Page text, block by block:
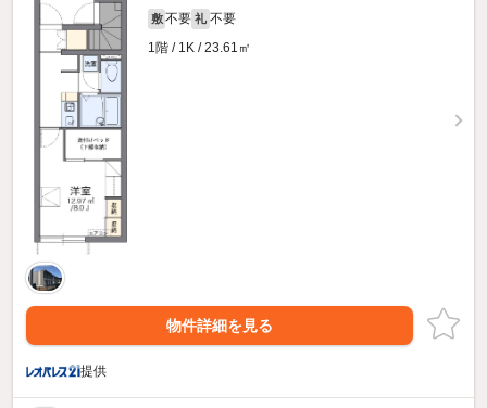
敷 不要 礼 不要
1階 / 1K / 23.61㎡
物件詳細を見る
提供